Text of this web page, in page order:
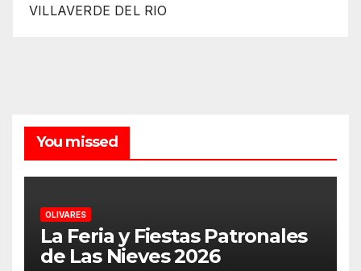
VILLAVERDE DEL RIO
You missed
OLIVARES
La Feria y Fiestas Patronales
de Las Nieves 2026